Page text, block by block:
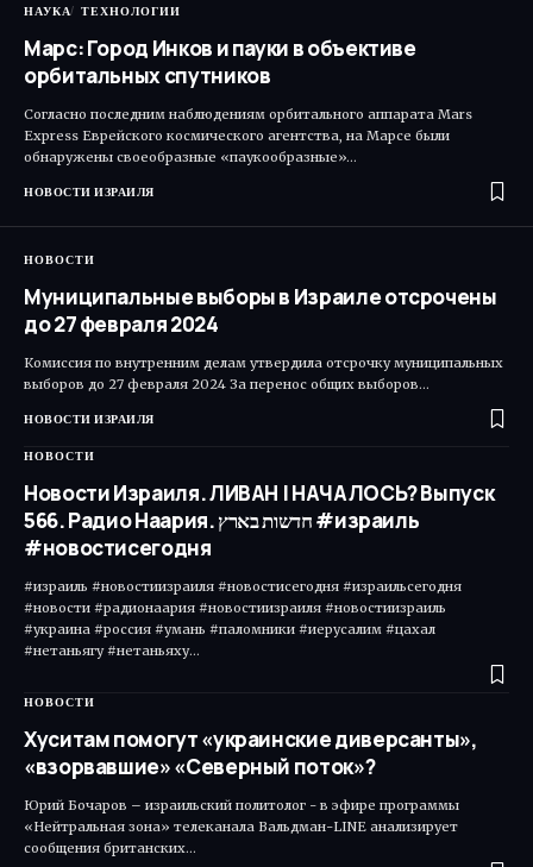
НАУКА ТЕХНОЛОГИИ
Марс: Город Инков и пауки в объективе
орбитальных спутников
Согласно последним наблюдениям орбитального аппарата Mars
Express Еврейского космического агентства, на Марсе были
обнаружены своеобразные «паукообразные»…
НОВОСТИ ИЗРАИЛЯ
НОВОСТИ
Муниципальные выборы в Израиле отсрочены
до 27 февраля 2024
Комиссия по внутренним делам утвердила отсрочку муниципальных
выборов до 27 февраля 2024 За перенос общих выборов…
НОВОСТИ ИЗРАИЛЯ
НОВОСТИ
Новости Израиля. ЛИВАН | НАЧАЛОСЬ? Выпуск
566. Радио Наария. חדשות בארץ #израиль
#новостисегодня
#израиль #новостиизраиля #новостисегодня #израильсегодня
#новости #радионаария #новостиизраиля #новостиизраиль
#украина #россия #умань #паломники #иерусалим #цахал
#нетаньягу #нетаньяху…
НОВОСТИ
Хуситам помогут «украинские диверсанты»,
«взорвавшие» «Северный поток»?
Юрий Бочаров – израильский политолог - в эфире программы
«Нейтральная зона» телеканала Вальдман-LINE анализирует
сообщения британских…